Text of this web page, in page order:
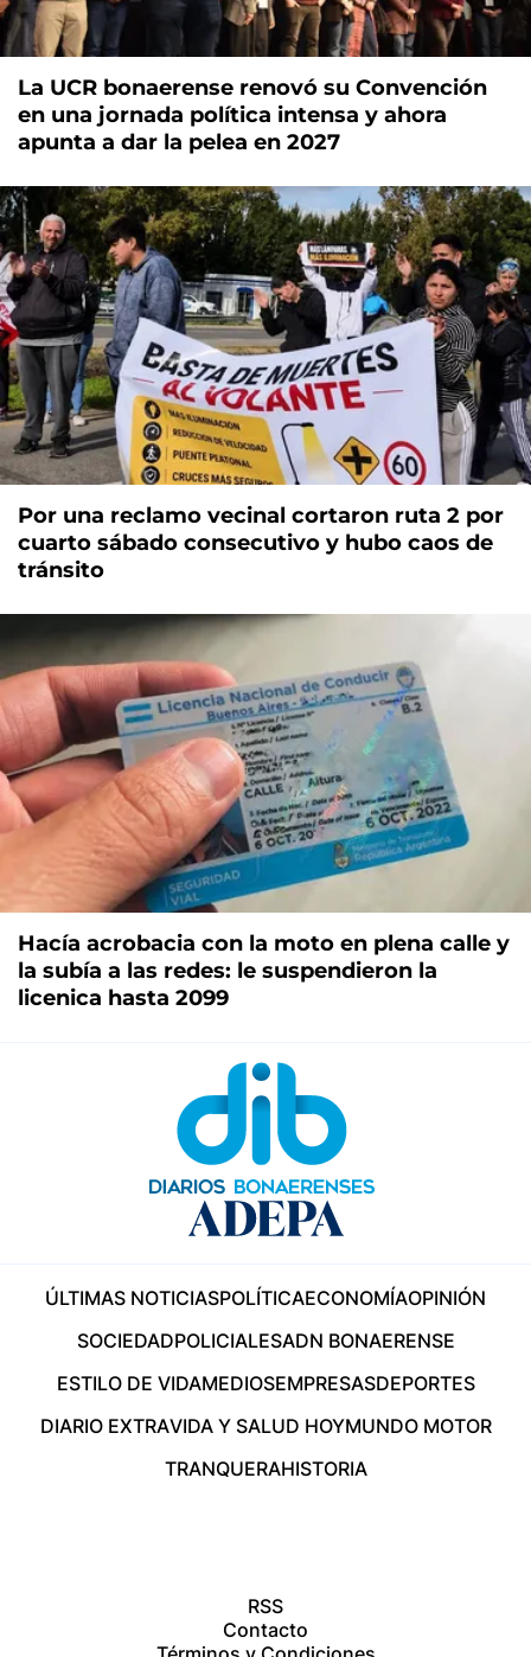
La UCR bonaerense renovó su Convención
en una jornada política intensa y ahora
apunta a dar la pelea en 2027
Por una reclamo vecinal cortaron ruta 2 por
cuarto sábado consecutivo y hubo caos de
tránsito
Hacía acrobacia con la moto en plena calle y
la subía a las redes: le suspendieron la
licenica hasta 2099
ÚLTIMAS NOTICIASPOLÍTICAECONOMÍAOPINIÓN
SOCIEDADPOLICIALESADN BONAERENSE
ESTILO DE VIDAMEDIOSEMPRESASDEPORTES
DIARIO EXTRAVIDA Y SALUD HOYMUNDO MOTOR
TRANQUERAHISTORIA
RSS
Contacto